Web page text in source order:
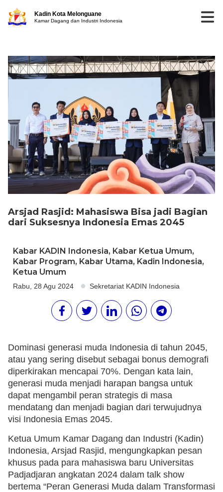
Kadin Kota Melonguane
Kamar Dagang dan Industri Indonesia
Arsjad Rasjid: Mahasiswa Bisa jadi Bagian
dari Suksesnya Indonesia Emas 2045
Kabar KADIN Indonesia, Kabar Ketua Umum,
Kabar Program, Kabar Utama, Kadin Indonesia,
Ketua Umum
Rabu, 28 Agu 2024 Sekretariat KADIN Indonesia
Dominasi generasi muda Indonesia di tahun 2045,
atau yang sering disebut sebagai bonus demografi
diperkirakan mencapai 70%. Dengan kata lain,
generasi muda menjadi harapan bangsa untuk
dapat mengambil peran strategis di masa
mendatang dan menjadi bagian dari terwujudnya
visi Indonesia Emas 2045.
Ketua Umum Kamar Dagang dan Industri (Kadin)
Indonesia, Arsjad Rasjid, mengungkapkan pesan
khusus pada para mahasiswa baru Universitas
Padjadjaran angkatan 2024 dalam talk show
bertema “Peran Generasi Muda dalam Transformasi